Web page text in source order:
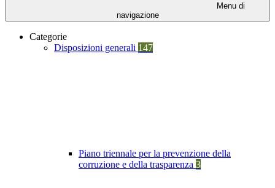
Menu di
navigazione
Categorie
Disposizioni generali 147
Piano triennale per la prevenzione della
corruzione e della trasparenza 3